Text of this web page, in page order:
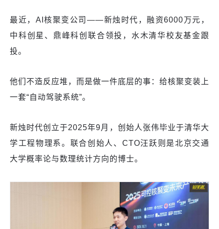
最近，AI核聚变公司——新烛时代，融资6000万元，
中科创星、鼎峰科创联合领投，水木清华校友基金跟
投。
他们不造反应堆，而是做一件底层的事：给核聚变装上
一套“自动驾驶系统”。
新烛时代创立于2025年9月，创始人张伟毕业于清华大
学工程物理系。联合创始人、CTO汪跃则是北京交通
大学概率论与数理统计方向的博士。